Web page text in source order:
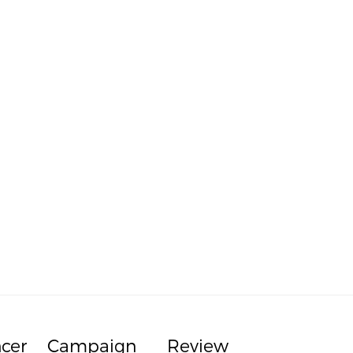
Campaign Review